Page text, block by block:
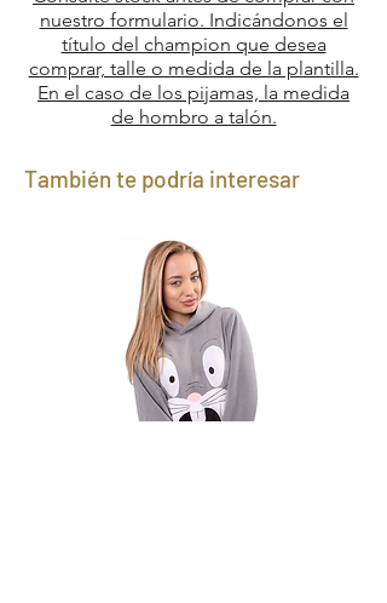
nuestro formulario. Indicándonos el
título del champion que desea
comprar, talle o medida de la plantilla.
En el caso de los pijamas, la medida
de hombro a talón.
También te podría interesar